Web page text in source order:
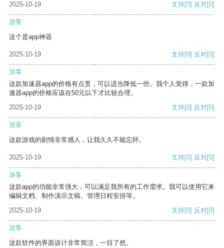
2025-10-19
支持[0] 反对[0]
游客
这个是app神器
2025-10-19 支持[0] 反对[0]
游客
这款加速器app的价格有点贵，可以适当降低一些。我个人觉得，一款加
速器app的价格应该在50元以下才比较合理。
2025-10-19
支持[0] 反对[0]
游客
这款游戏的剧情非常感人，让我久久不能忘怀。
2025-10-19 支持[0] 反对[0]
游客
这款app的功能非常强大，可以满足我所有的工作需求。我可以使用它来
编辑文档、制作演示文稿、管理日程安排等。
2025-10-19
支持[0] 反对[0]
游客
这款软件的界面设计非常简洁，一目了然。